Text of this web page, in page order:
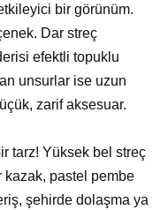
bir görünüm.
Dar streç
efektli topuklu
unsurlar ise uzun
zarif aksesuar.
tarz! Yüksek bel streç
pastel pembe
şehirde dolaşma ya